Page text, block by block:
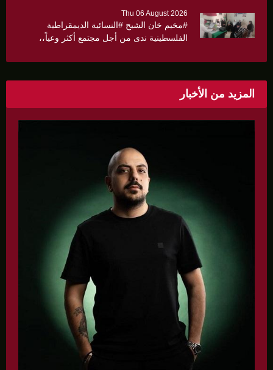
Thu 06 August 2026
#مخيم خان الشيح #النسائية الديمقراطية
الفلسطينية ندى من أجل مجتمع أكثر وعياً،،
بروشورات توعوية على سيدات الحي.
المزيد من الأخبار